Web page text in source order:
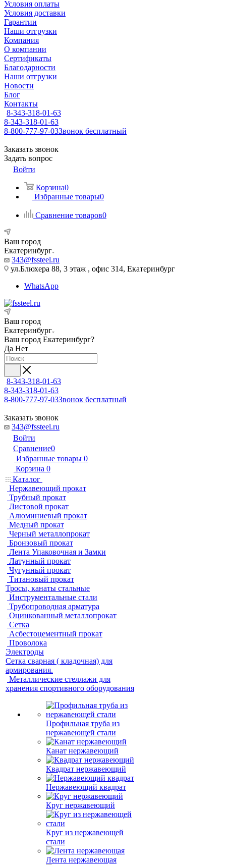
Условия оплаты
Условия доставки
Гарантии
Наши отгрузки
Компания
О компании
Сертификаты
Благодарности
Наши отгрузки
Новости
Блог
Контакты
8-343-318-01-63
8-343-318-01-63
8-800-777-97-03Звонок бесплатный
Заказать звонок
Задать вопрос
Войти
Корзина0
Избранные товары0
Сравнение товаров0
Ваш город
Екатеринбург
343@fssteel.ru
ул.Блюхера 88, 3 этаж , офис 314, Екатеринбург
WhatsApp
Ваш город
Екатеринбург
Ваш город Екатеринбург?
Да Нет
8-343-318-01-63
8-343-318-01-63
8-800-777-97-03Звонок бесплатный
Заказать звонок
343@fssteel.ru
Войти
Сравнение0
Избранные товары 0
Корзина 0
Каталог
Нержавеющий прокат
Трубный прокат
Листовой прокат
Алюминиевый прокат
Медный прокат
Черный металлопрокат
Бронзовый прокат
Лента Упаковочная и Замки
Латунный прокат
Чугунный прокат
Титановый прокат
Тросы, канаты стальные
Инструментальные стали
Трубопроводная арматура
Оцинкованный металлопрокат
Сетка
Асбестоцементный прокат
Проволока
Электроды
Сетка сварная ( кладочная) для
армирования.
Металлические стеллажи для
хранения спортивного оборудования
Профильная труба из
нержавеющей стали
Канат нержавеющий
Квадрат нержавеющий
Нержавеющий квадрат
Круг нержавеющий
Круг из нержавеющей
стали
Лента нержавеющая